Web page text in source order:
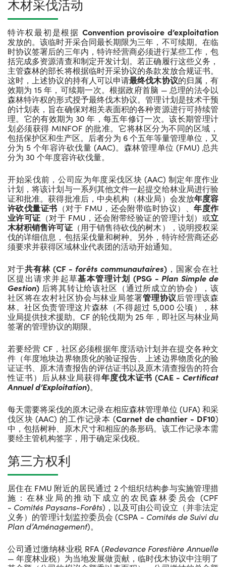
木材采伐活动
特许权最初是根据 Convention provisoire d’exploitation
发放的。该临时开采合同最长期限为三年，不可续期。在临
时协议签署后的三年内，特许经营商必须进行某些工作，包
括完成多资源清查和制定开发计划。若正确履行这些义务，
主管森林的部长将根据临时开采协议的条款发放合规证书。
这时，上述协议的持有人可以申请最终伐木协议的归属，有
效期为 15 年，可续期一次。根据政府首脑 — 总理的法令以
森林特许权的形式授予最终伐木协议。管理计划是技术干预
的计划表，旨在确保对相关表面积的各种资源进行可持续管
理。它的有效期为 30 年，每五年修订一次。该长期管理计
划必须获得 MINFOF 的批准。它将林区分为不同的区域，
包括保护区和生产区。后者分为 6 个五年等量管理单位，又
分为 5 个年容许砍伐量 (AAC)。森林管理单位 (FMU) 总共
分为 30 个年度容许砍伐量。
开始采伐前，公司应为年度采伐区块 (AAC) 制定年度作业
计划，将该计划与一系列其他文件一起提交给林业局进行验
证和批准。获得批准后，中央机构（林业局）会发放年度容
许砍伐量证书 （对于 FMU，还会附带临时协议）、年度作
业许可证 （对于 FMU，还会附带经验证的管理计划）或立
木材积销售许可证（用于销售待砍伐的树木），说明授权采
伐的详细信息，包括采伐量和树种。另外，特许经营商还必
须要求并获得区域林业代表团的活动开始通知。
对于共有林 (CF - forêts communautaires) ，国家会在社
区提出请求并起草基本管理计划 (PSG - Plan Simple de
Gestion) 后将其转让给该社区（通过所成立的协会），该
社区将在农村社区协会与林业局签署管理协议后管理该森
林。社区负责管理这片森林（不得超过 5,000 公顷），林
业局提供技术援助。CF 的轮伐期为 25 年，即社区与林业局
签署的管理协议的期限。
若要经营 CF，社区必须根据年度活动计划并在提交各种文
件（年度地块边界物质化的验证报告、上述边界物质化的验
证证书、原木清查报告的评估证书以及原木清查报告的符合
性证书）后从林业局获得年度伐木证书 (CAE - Certificat
Annuel d’Exploitation)。
每天需要将采伐的原木记录在相应森林管理单位 (UFA) 和采
伐区块 (AAC) 的工作记录本 (Carnet de chantier - DF10)
中，包括树种、原木尺寸和相应的条形码。该工作记录本需
要经主管机构签字，用于确定采伐税。
第三方权利
居住在 FMU 附近的居民通过 2 个组织结构参与实施管理措
施：在林业局的推动下成立的农民森林委员会 (CPF
- Comités Paysans-Forêts)，以及可由公司设立（并非法定
义务）的管理计划监控委员会 (CSPA - Comités de Suivi du
Plan d’Aménagement)。
公司通过缴纳林业税 RFA (Redevance Forestière Annuelle
— 年度林业税）为当地发展做贡献，临时伐木协议中注明了